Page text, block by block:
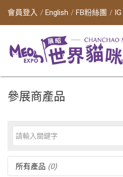
會員登入 English FB粉絲團 IG
參展商產品
所有產品 (0)